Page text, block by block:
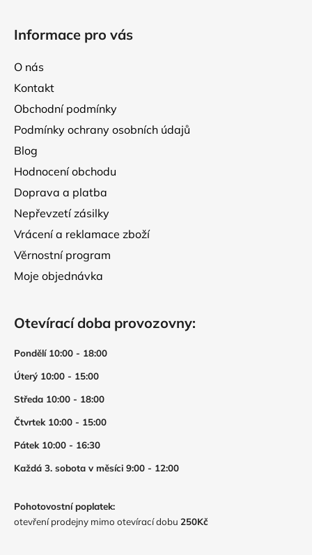
Informace pro vás
O nás
Kontakt
Obchodní podmínky
Podmínky ochrany osobních údajů
Blog
Hodnocení obchodu
Doprava a platba
Nepřevzetí zásilky
Vrácení a reklamace zboží
Věrnostní program
Moje objednávka
Otevírací doba provozovny:
Pondělí 10:00 - 18:00
Úterý 10:00 - 15:00
Středa 10:00 - 18:00
Čtvrtek 10:00 - 15:00
Pátek 10:00 - 16:30
Každá 3. sobota v měsíci 9:00 - 12:00
Pohotovostní poplatek:
otevření prodejny mimo otevírací dobu 250Kč